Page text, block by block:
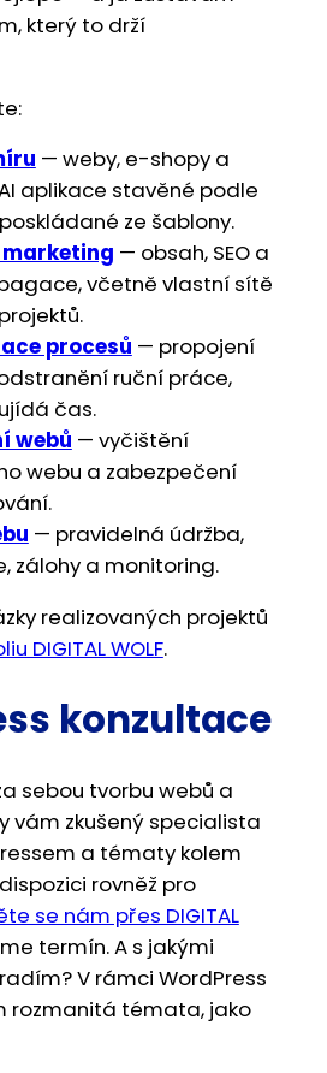
který to drží
— weby, e-shopy a
aplikace stavěné podle
ze šablony.
— obsah, SEO a
včetně vlastní sítě
procesů — propojení
ruční práce,
čas.
webů — vyčištění
webu a zabezpečení
— pravidelná údržba,
zálohy a monitoring.
realizovaných projektů
DIGITAL WOLF.
konzultace
sebou tvorbu webů a
vám zkušený specialista
a tématy kolem
rovněž pro
se nám přes DIGITAL
termín. A s jakými
V rámci WordPress
rozmanitá témata, jako